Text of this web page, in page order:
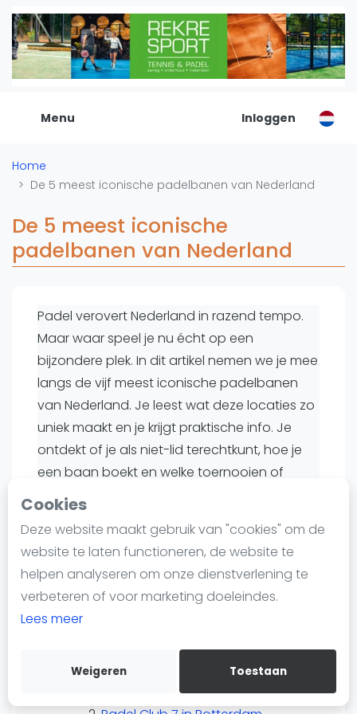
Cookies
Deze website maakt gebruik van "cookies" om de
website te laten functioneren, de website te
helpen analyseren om onze dienstverlening te
verbeteren of voor marketing doeleindes.
Lees meer
Weigeren Toestaan
Menu
De Padel Gids
Alle padel locaties
Padelwinkels
Organisatie
Banenbouwers
Overige categorien
Reserveringssystemen
Padelscholen
Toevoegen data
Padel
Forum
Nieuws
Blog artikelen
Vragen over padel
Padelgear
Overige
Informatie
Over ons
Contact
Adverteren
Insights
WhatsApp
Join WhatsApp Community
Inloggen
Home
De 5 meest iconische padelbanen van Nederland
De 5 meest iconische
padelbanen van Nederland
Padel verovert Nederland in razend tempo.
Maar waar speel je nu écht op een
bijzondere plek. In dit artikel nemen we je mee
langs de vijf meest iconische padelbanen
van Nederland. Je leest wat deze locaties zo
uniek maakt en je krijgt praktische info. Je
ontdekt of je als niet-lid terechtkunt, hoe je
een baan boekt en welke toernooien of
evenementen er op de agenda staan. Zo
onvergetelijke pot padel kunt spelen.
Inhoudsopgave.
Wat maakt een padelbaan iconisch.
Overzicht van de iconische
padelbanen.
Holy Padel in Arnhem.